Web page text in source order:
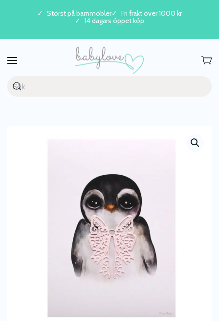
Skip to main content
Störst på barnmöbler
Fri frakt över 1000 kr
14 dagars öppet köp